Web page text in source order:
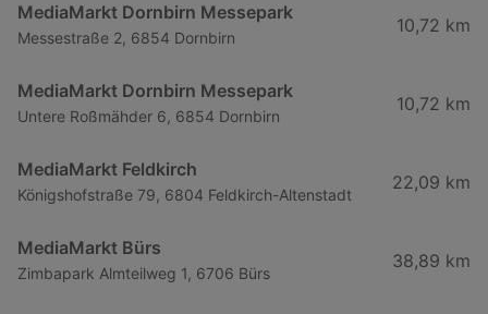
MediaMarkt Dornbirn Messepark
Messestraße 2, 6854 Dornbirn
10,72 km
MediaMarkt Dornbirn Messepark
Untere Roßmähder 6, 6854 Dornbirn
10,72 km
MediaMarkt Feldkirch
Königshofstraße 79, 6804 Feldkirch-Altenstadt
22,09 km
MediaMarkt Bürs
Zimbapark Almteilweg 1, 6706 Bürs
38,89 km